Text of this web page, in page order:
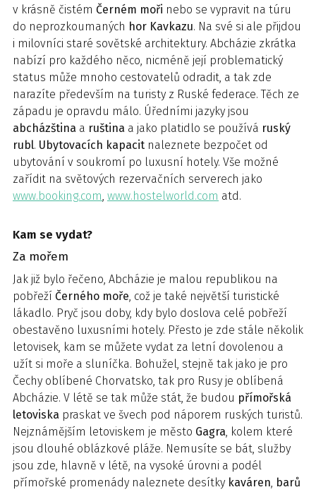
v krásně čistém Černém moři nebo se vypravit na túru
do neprozkoumaných hor Kavkazu. Na své si ale přijdou
i milovníci staré sovětské architektury. Abcházie zkrátka
nabízí pro každého něco, nicméně její problematický
status může mnoho cestovatelů odradit, a tak zde
narazíte především na turisty z Ruské federace. Těch ze
západu je opravdu málo. Úředními jazyky jsou
abcházština a ruština a jako platidlo se používá ruský
rubl. Ubytovacích kapacit naleznete bezpočet od
ubytování v soukromí po luxusní hotely. Vše možné
zařídit na světových rezervačních serverech jako
www.booking.com, www.hostelworld.com atd.
Kam se vydat?
Za mořem
Jak již bylo řečeno, Abcházie je malou republikou na
pobřeží Černého moře, což je také největší turistické
lákadlo. Pryč jsou doby, kdy bylo doslova celé pobřeží
obestavěno luxusními hotely. Přesto je zde stále několik
letovisek, kam se můžete vydat za letní dovolenou a
užít si moře a sluníčka. Bohužel, stejně tak jako je pro
Čechy oblíbené Chorvatsko, tak pro Rusy je oblíbená
Abcházie. V létě se tak může stát, že budou přímořská
letoviska praskat ve švech pod náporem ruských turistů.
Nejznámějším letoviskem je město Gagra, kolem které
jsou dlouhé oblázkové pláže. Nemusíte se bát, služby
jsou zde, hlavně v létě, na vysoké úrovni a podél
přímořské promenády naleznete desítky kaváren, barů